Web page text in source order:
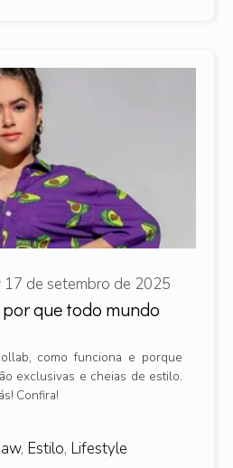
por que todo mundo
17 de setembro de 2025
como funciona e porque
exclusivas e cheias de estilo.
Confira!
, Estilo, Lifestyle